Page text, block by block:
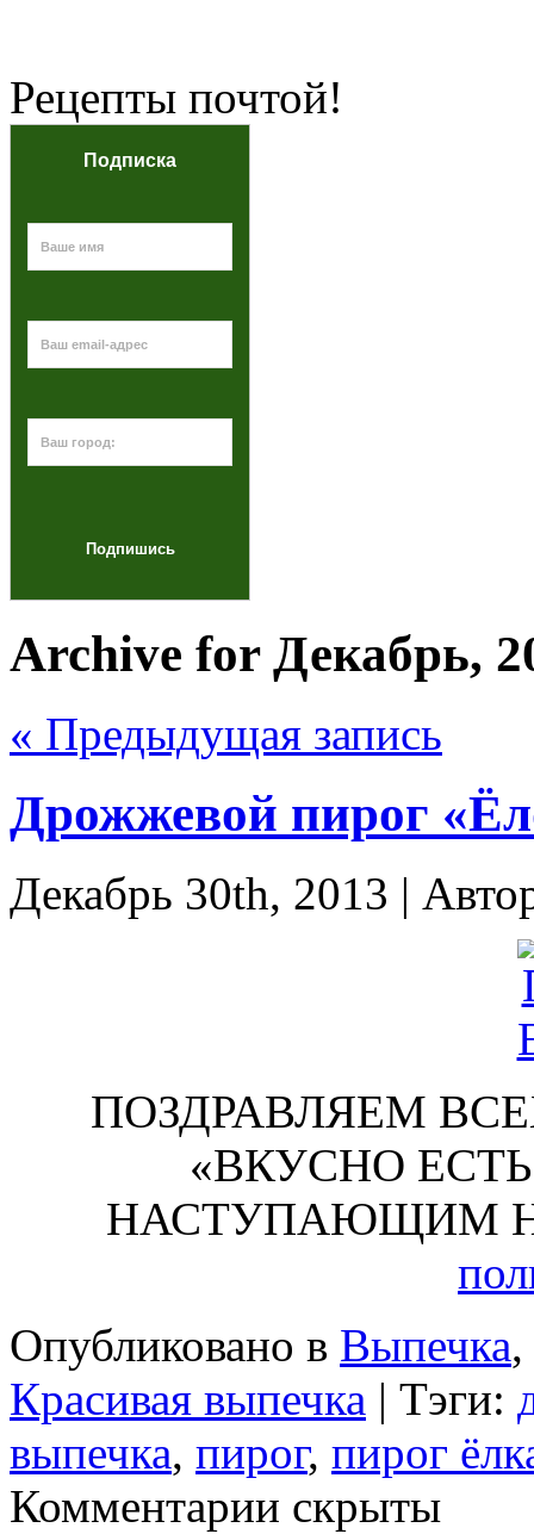
Рецепты почтой!
Подписка
Archive for Декабрь,
« Предыдущая запись
Дрожжевой пирог
Декабрь 30th, 2013 |
ПОЗДРАВЛЯЕМ
«ВКУСНО
НАСТУПАЮЩИМ
Опубликовано в Выпечка,
Красивая выпечка | Тэги:
выпечка, пирог, пирог
Комментарии скрыты